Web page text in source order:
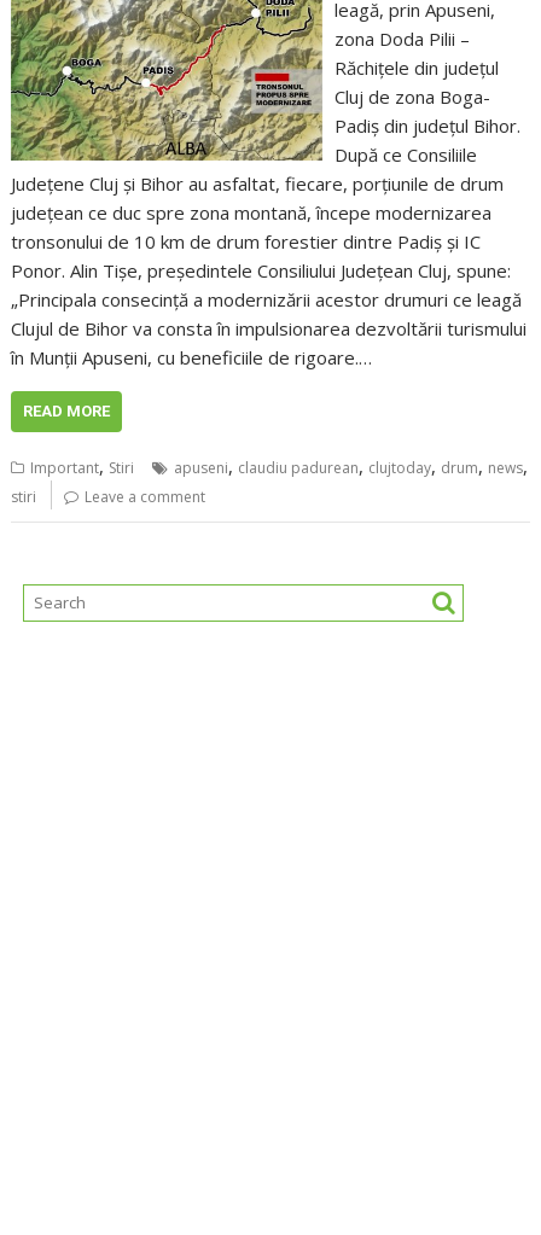
leagă, prin Apuseni,
zona Doda Pilii –
Răchițele din județul
Cluj de zona Boga-
Padiș din județul Bihor.
După ce Consiliile
Județene Cluj și Bihor au asfaltat, fiecare, porțiunile de drum
județean ce duc spre zona montană, începe modernizarea
tronsonului de 10 km de drum forestier dintre Padiș și IC
Ponor. Alin Tișe, președintele Consiliului Județean Cluj, spune:
„Principala consecință a modernizării acestor drumuri ce leagă
Clujul de Bihor va consta în impulsionarea dezvoltării turismului
în Munții Apuseni, cu beneficiile de rigoare.…
READ MORE
Important, Stiri apuseni, claudiu padurean, clujtoday, drum, news,
stiri Leave a comment